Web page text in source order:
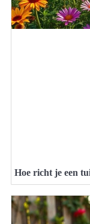
Hoe richt je een